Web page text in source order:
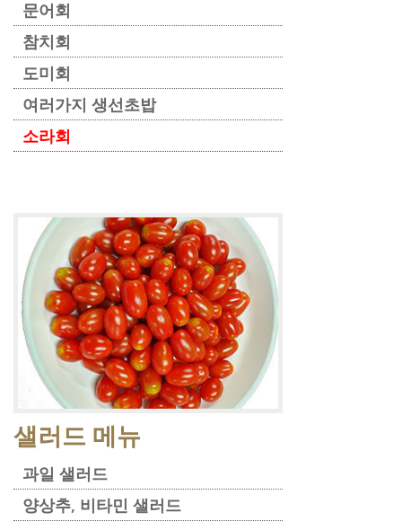
문어회
참치회
도미회
여러가지 생선초밥
소라회
샐러드 메뉴
과일 샐러드
양상추, 비타민 샐러드